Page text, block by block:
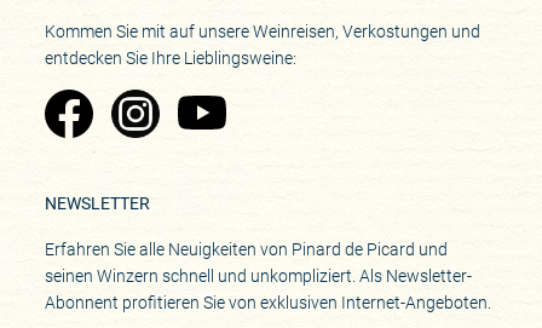
Kommen Sie mit auf unsere Weinreisen, Verkostungen und
entdecken Sie Ihre Lieblingsweine:
Zu Pinard's Facebook-Seite
Zu Pinard's Instagram-Seite
Zu Pinard's YouTube-Seite
NEWSLETTER
Erfahren Sie alle Neuigkeiten von Pinard de Picard und
seinen Winzern schnell und unkompliziert. Als Newsletter-
Abonnent profitieren Sie von exklusiven Internet-Angeboten.